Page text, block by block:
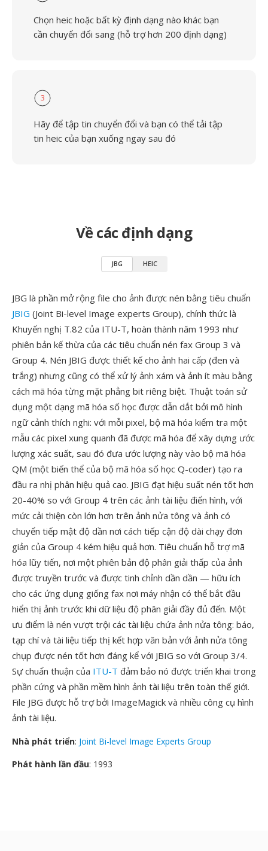
Chọn heic hoặc bất kỳ định dạng nào khác bạn
cần chuyển đổi sang (hỗ trợ hơn 200 định dạng)
3
Hãy để tập tin chuyển đổi và bạn có thể tải tập
tin heic của bạn xuống ngay sau đó
Về các định dạng
JBG HEIC
JBG là phần mở rộng file cho ảnh được nén bằng tiêu chuẩn
JBIG (Joint Bi-level Image experts Group), chính thức là
Khuyến nghị T.82 của ITU-T, hoàn thành năm 1993 như
phiên bản kế thừa của các tiêu chuẩn nén fax Group 3 và
Group 4. Nén JBIG được thiết kế cho ảnh hai cấp (đen và
trắng) nhưng cũng có thể xử lý ảnh xám và ảnh ít màu bằng
cách mã hóa từng mặt phẳng bit riêng biệt. Thuật toán sử
dụng một dạng mã hóa số học được dẫn dắt bởi mô hình
ngữ cảnh thích nghi: với mỗi pixel, bộ mã hóa kiểm tra một
mẫu các pixel xung quanh đã được mã hóa để xây dựng ước
lượng xác suất, sau đó đưa ước lượng này vào bộ mã hóa
QM (một biến thể của bộ mã hóa số học Q-coder) tạo ra
đầu ra nhị phân hiệu quả cao. JBIG đạt hiệu suất nén tốt hơn
20-40% so với Group 4 trên các ảnh tài liệu điển hình, với
mức cải thiện còn lớn hơn trên ảnh nửa tông và ảnh có
chuyển tiếp mật độ dần nơi cách tiếp cận độ dài chạy đơn
giản của Group 4 kém hiệu quả hơn. Tiêu chuẩn hỗ trợ mã
hóa lũy tiến, nơi một phiên bản độ phân giải thấp của ảnh
được truyền trước và được tinh chỉnh dần dần — hữu ích
cho các ứng dụng giống fax nơi máy nhận có thể bắt đầu
hiển thị ảnh trước khi dữ liệu độ phân giải đầy đủ đến. Một
ưu điểm là nén vượt trội các tài liệu chứa ảnh nửa tông: báo,
tạp chí và tài liệu tiếp thị kết hợp văn bản với ảnh nửa tông
chụp được nén tốt hơn đáng kể với JBIG so với Group 3/4.
Sự chuẩn thuận của ITU-T đảm bảo nó được triển khai trong
phần cứng và phần mềm hình ảnh tài liệu trên toàn thế giới.
File JBG được hỗ trợ bởi ImageMagick và nhiều công cụ hình
ảnh tài liệu.
Nhà phát triển: Joint Bi-level Image Experts Group
Phát hành lần đầu: 1993